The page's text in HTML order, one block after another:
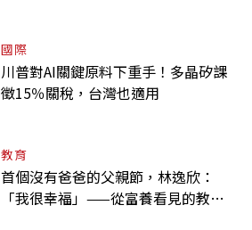
國際
川普對AI關鍵原料下重手！多晶矽課
徵15％關稅，台灣也適用
教育
首個沒有爸爸的父親節，林逸欣：
「我很幸福」——從富養看見的教養